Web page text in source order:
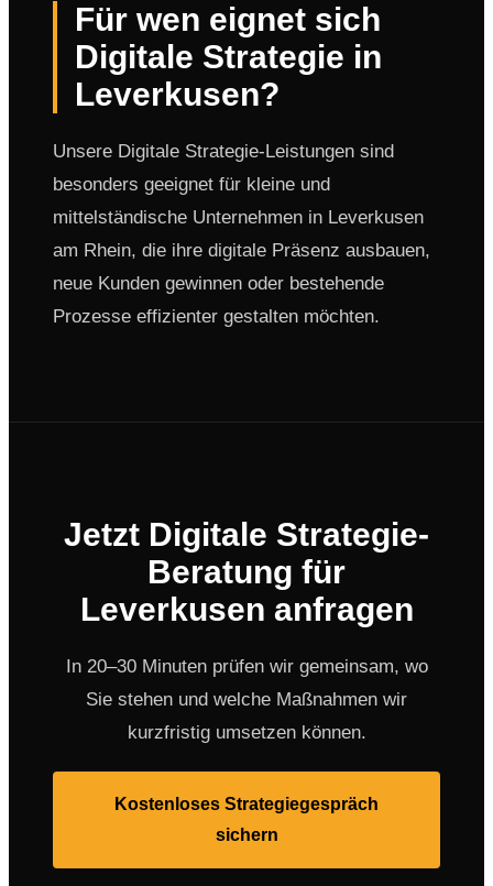
Für wen eignet sich
Digitale Strategie in
Leverkusen?
Unsere Digitale Strategie-Leistungen sind
besonders geeignet für kleine und
mittelständische Unternehmen in Leverkusen
am Rhein, die ihre digitale Präsenz ausbauen,
neue Kunden gewinnen oder bestehende
Prozesse effizienter gestalten möchten.
Jetzt Digitale Strategie-
Beratung für
Leverkusen anfragen
In 20–30 Minuten prüfen wir gemeinsam, wo
Sie stehen und welche Maßnahmen wir
kurzfristig umsetzen können.
Kostenloses Strategiegespräch
sichern